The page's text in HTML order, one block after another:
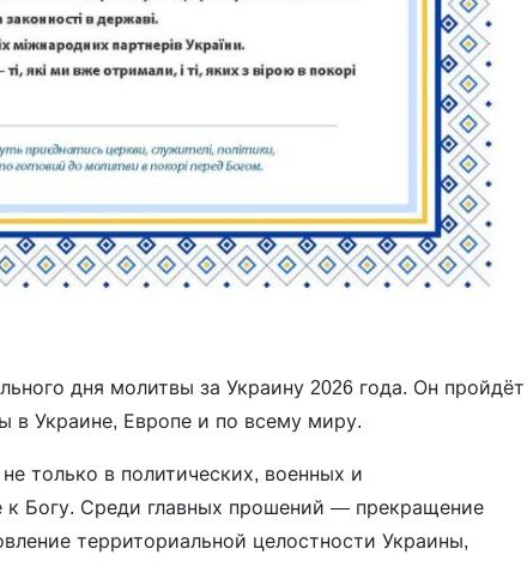
дня молитвы за Украину 2026 года. Он пройдёт
в Украине, Европе и по всему миру.
только в политических, военных и
Богу. Среди главных прошений — прекращение
территориальной целостности Украины,